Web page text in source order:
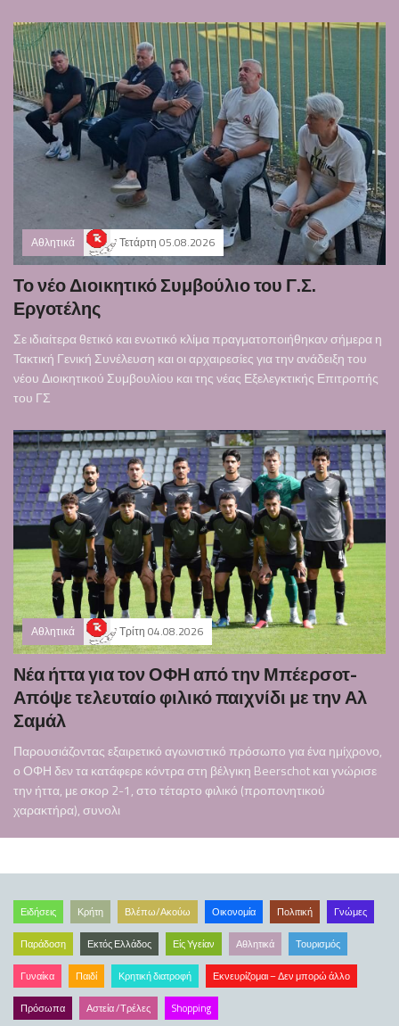
Αθλητικά Τετάρτη 05.08.2026
Το νέο Διοικητικό Συμβούλιο του Γ.Σ.
Εργοτέλης
Σε ιδιαίτερα θετικό και ενωτικό κλίμα πραγματοποιήθηκαν σήμερα η
Τακτική Γενική Συνέλευση και οι αρχαιρεσίες για την ανάδειξη του
νέου Διοικητικού Συμβουλίου και της νέας Εξελεγκτικής Επιτροπής
του ΓΣ
Αθλητικά Τρίτη 04.08.2026
Νέα ήττα για τον ΟΦΗ από την Μπέερσοτ-
Απόψε τελευταίο φιλικό παιχνίδι με την Αλ
Σαμάλ
Παρουσιάζοντας εξαιρετικό αγωνιστικό πρόσωπο για ένα ημίχρονο,
ο ΟΦΗ δεν τα κατάφερε κόντρα στη βέλγικη Beerschot και γνώρισε
την ήττα, με σκορ 2-1, στο τέταρτο φιλικό (προπονητικού
χαρακτήρα), συνολι
Ειδήσεις Κρήτη Βλέπω/Ακούω Οικονομία Πολιτική Γνώμες
Παράδοση Εκτός Ελλάδος Είς Υγείαν Αθλητικά Τουρισμός
Γυναίκα Παιδί Κρητική διατροφή Εκνευρίζομαι – Δεν μπορώ άλλο
Πρόσωπα Αστεία /Τρέλες Shopping